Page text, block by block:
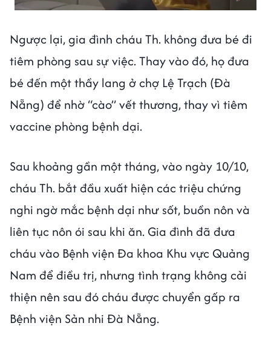
Ngược lại, gia đình cháu Th. không đưa bé đi
tiêm phòng sau sự việc. Thay vào đó, họ đưa
bé đến một thầy lang ở chợ Lệ Trạch (Đà
Nẵng) để nhờ “cào” vết thương, thay vì tiêm
vaccine phòng bệnh dại.
Sau khoảng gần một tháng, vào ngày 10/10,
cháu Th. bắt đầu xuất hiện các triệu chứng
nghi ngờ mắc bệnh dại như sốt, buồn nôn và
liên tục nôn ói sau khi ăn. Gia đình đã đưa
cháu vào Bệnh viện Đa khoa Khu vực Quảng
Nam để điều trị, nhưng tình trạng không cải
thiện nên sau đó cháu được chuyển gấp ra
Bệnh viện Sản nhi Đà Nẵng.